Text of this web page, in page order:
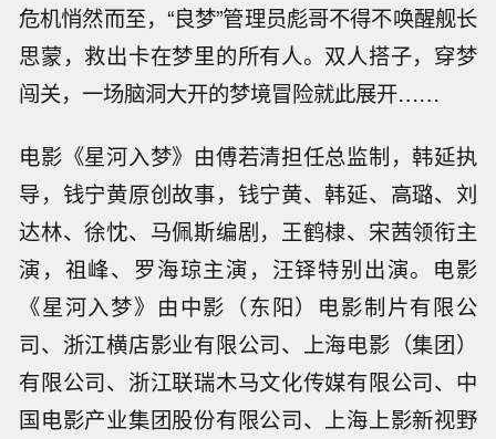
危机悄然而至，“良梦”管理员彪哥不得不唤醒舰长
思蒙，救出卡在梦里的所有人。双人搭子，穿梦
闯关，一场脑洞大开的梦境冒险就此展开……
电影《星河入梦》由傅若清担任总监制，韩延执
导，钱宁黄原创故事，钱宁黄、韩延、高璐、刘
达林、徐忱、马佩斯编剧，王鹤棣、宋茜领衔主
演，祖峰、罗海琼主演，汪铎特别出演。电影
《星河入梦》由中影（东阳）电影制片有限公
司、浙江横店影业有限公司、上海电影（集团）
有限公司、浙江联瑞木马文化传媒有限公司、中
国电影产业集团股份有限公司、上海上影新视野